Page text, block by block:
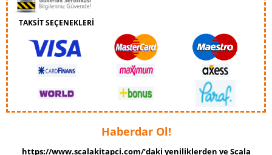
TAKSİT SEÇENEKLERİ
Haberdar Ol!
https://www.scalakitapci.com/’daki yeniliklerden ve Scala